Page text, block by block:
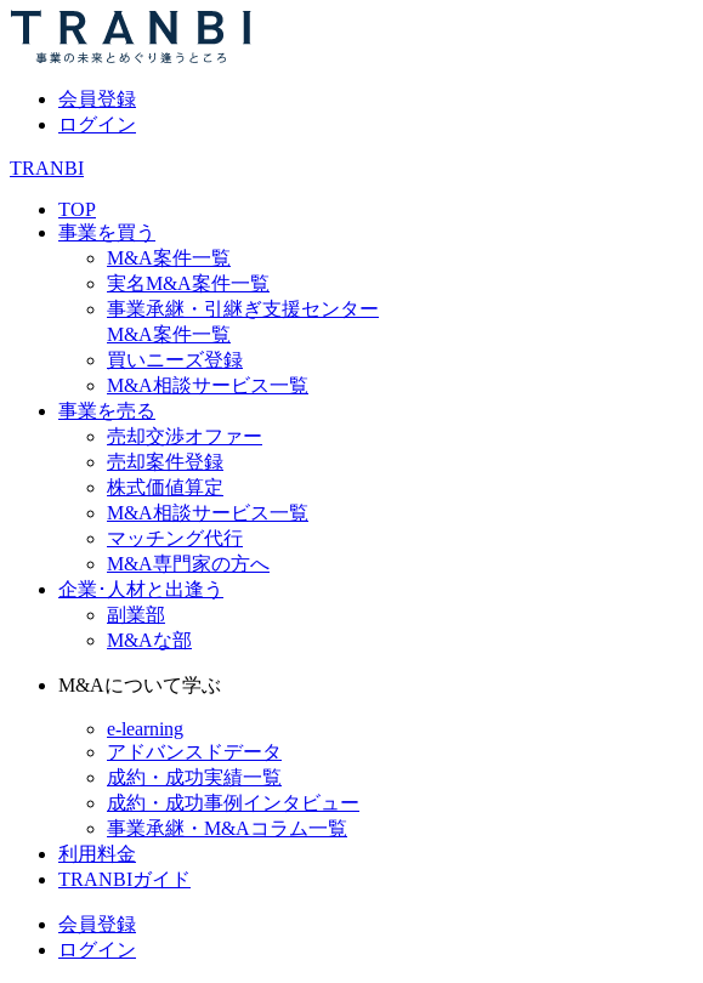
会員登録
ログイン
TRANBI
TOP
事業を買う
M&A案件一覧
実名M&A案件一覧
事業承継・引継ぎ支援センター
M&A案件一覧
買いニーズ登録
M&A相談サービス一覧
事業を売る
売却交渉オファー
売却案件登録
株式価値算定
M&A相談サービス一覧
マッチング代行
M&A専門家の方へ
企業･人材と出逢う
副業部
M&Aな部
M&Aについて学ぶ
e-learning
アドバンスドデータ
成約・成功実績一覧
成約・成功事例インタビュー
事業承継・M&Aコラム一覧
利用料金
TRANBIガイド
会員登録
ログイン